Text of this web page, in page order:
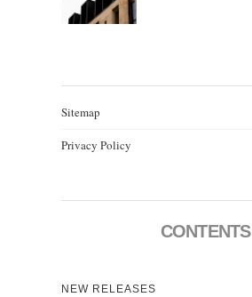
Sitemap
Privacy Policy
CONTENTS
NEW RELEASES